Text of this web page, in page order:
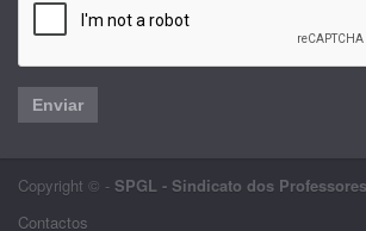
Enviar
Copyright © - SPGL - Sindicato dos
Contactos